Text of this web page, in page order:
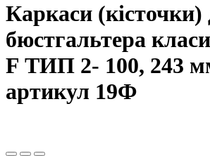
Каркаси (кісточки)
бюстгальтера
F ТИП 2- 100, 243
артикул 19Ф